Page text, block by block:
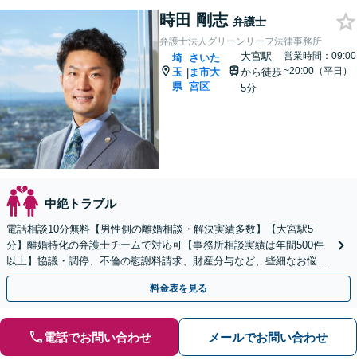
時田 剛志 弁護士
弁護士法人グリーンリーフ法律事務所
埼
玉
県
|
さいた
ま市大
宮区
大宮駅
から徒歩
5分
営業時間：09:00
~20:00（平日）
中絶トラブル
電話相談10分無料【男性側の離婚相談・解決実績多数】【大宮駅5
分】離婚特化の弁護士チームで対応可【事務所相談実績は年間500件
以上】協議・調停、不倫の慰謝料請求、財産分与など、些細なお悩み
でも結構です【初回面談60分無料／休日・夜間対応可】
料金表を見る
電話でお問い合わせ メールでお問い合わせ